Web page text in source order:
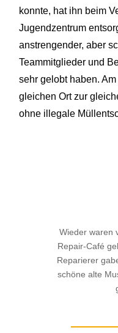
konnte, hat ihn beim
Jugendzentrum
anstrengender, aber
Teammitglieder und
sehr gelobt haben.
gleichen Ort zur
ohne illegale
Wieder waren
Repair-Café
Reparierer
schöne alte